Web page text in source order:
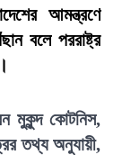
আমন্ত্রণে
বলে পররাষ্ট্র
মুকুন্দ কোটনিস,
তথ্য অনুযায়ী,